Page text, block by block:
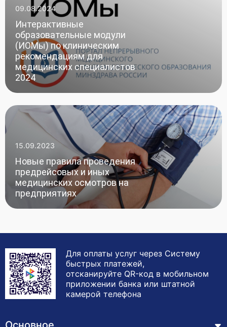
09.08.2024
Интерактивные
образовательные модули
(ИОМы) по клиническим
рекомендациям для
медицинских специалистов
2024
15.09.2023
Новые правила проведения
предрейсовых и иных
медицинских осмотров на
предприятиях
Для оплаты услуг через Систему
быстрых платежей,
отсканируйте QR-код в мобильном
приложении банка или штатной
камерой телефона